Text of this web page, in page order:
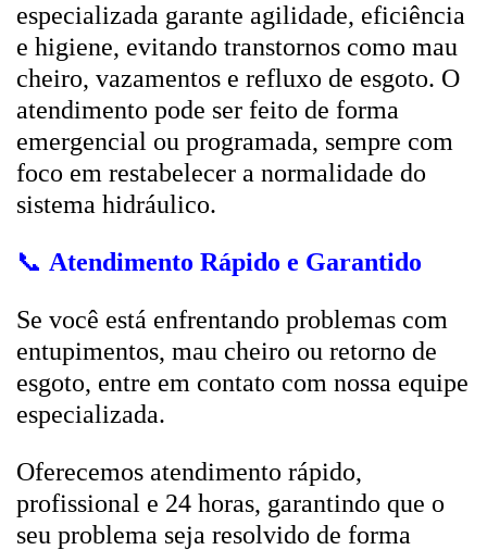
especializada garante agilidade, eficiência
e higiene, evitando transtornos como mau
cheiro, vazamentos e refluxo de esgoto. O
atendimento pode ser feito de forma
emergencial ou programada, sempre com
foco em restabelecer a normalidade do
sistema hidráulico.
📞 Atendimento Rápido e Garantido
Se você está enfrentando problemas com
entupimentos, mau cheiro ou retorno de
esgoto, entre em contato com nossa equipe
especializada.
Oferecemos atendimento rápido,
profissional e 24 horas, garantindo que o
seu problema seja resolvido de forma